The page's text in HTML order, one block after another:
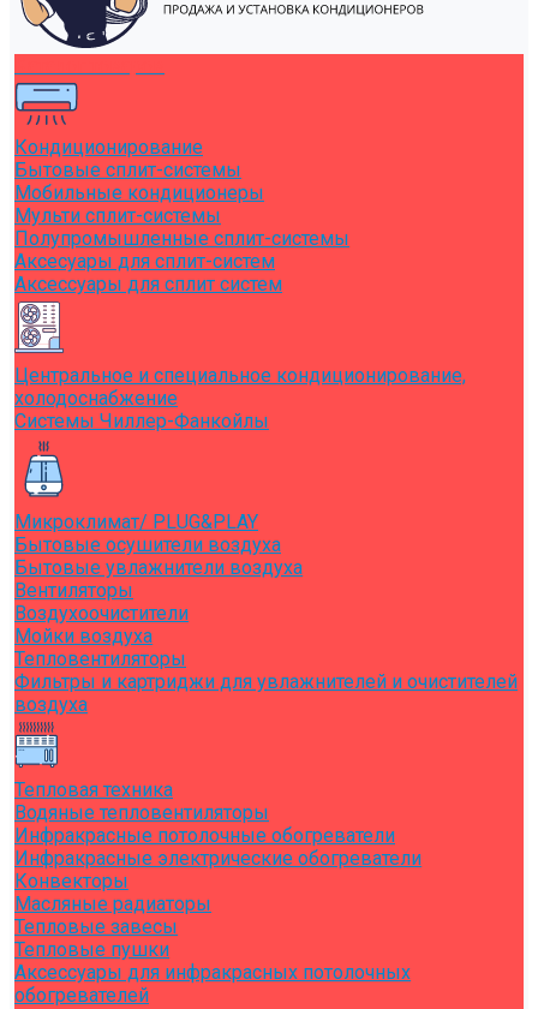
Кондиционирование
Бытовые сплит-системы
Мобильные кондиционеры
Мульти сплит-системы
Полупромышленные сплит-системы
Аксесуары для сплит-систем
Аксессуары для сплит систем
Центральное и специальное кондиционирование,
холодоснабжение
Системы Чиллер-Фанкойлы
Микроклимат/ PLUG&PLAY
Бытовые осушители воздуха
Бытовые увлажнители воздуха
Вентиляторы
Воздухоочистители
Мойки воздуха
Тепловентиляторы
Фильтры и картриджи для увлажнителей и очистителей
воздуха
Тепловая техника
Водяные тепловентиляторы
Инфракрасные потолочные обогреватели
Инфракрасные электрические обогреватели
Конвекторы
Масляные радиаторы
Тепловые завесы
Тепловые пушки
Аксессуары для инфракрасных потолочных
обогревателей